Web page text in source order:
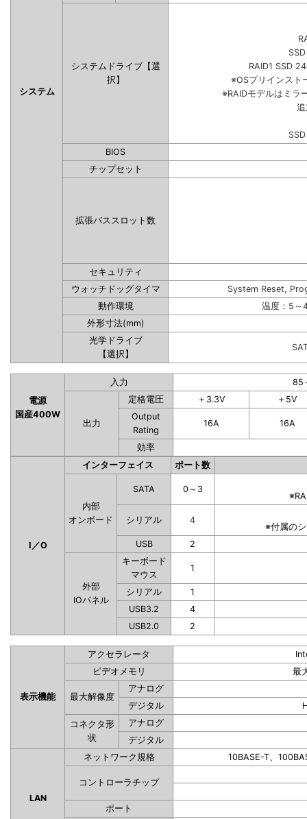
システム
システムドライブ【選
択】
RAID1 SSD
※OSプリインスト
※RAIDモデルはミラ
BIOS
チップセット
拡張バススロット数
セキュリティ
ウォッチドッグタイマ
System Reset,
動作環境
温度：5～
外形寸法(mm)
光学ドライブ
【選択】
電源
国産400W
入力 85
出力
定格電圧 ＋3.3V
＋5V
Output
Rating
16A 16A
効率
I／O
インターフェイス ポート数
内部
オンボード
SATA 0～3
シリアル 4
※付属の
USB
2
外部
IOパネル
キーボード
マウス
1
シリアル
1
USB3.2
4
USB2.0
2
表示機能
アクセラレータ
ビデオメモリ
最
最大解像度
アナログ
デジタル
コネクタ形
状
アナログ
デジタル
LAN
ネットワーク規格 10BASE-T、
コントローラチップ
ポート